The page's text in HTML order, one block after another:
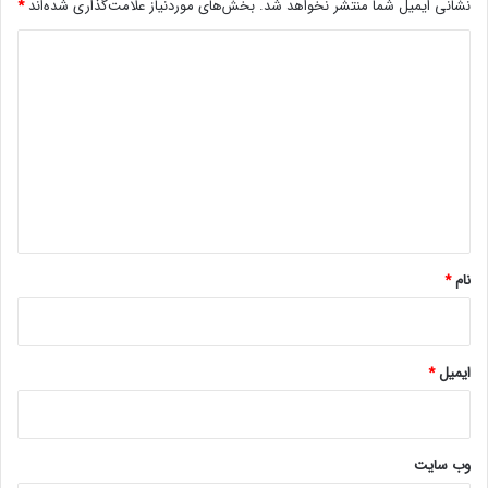
Deluxe (H3 Deluxe Pack، H3 Seven Deadly Sins Collection و
همچنان می‌توانید دقیقاً به همان روشی که
امروز انجام می‌دهید به آن‌ها دسترسی
ل
نشانی ایمیل شما منتشر نخواهد شد. بخش‌های موردنیاز علامت‌گذاری شده‌اند*
نام*
ایمیل*
وب‌ سایت